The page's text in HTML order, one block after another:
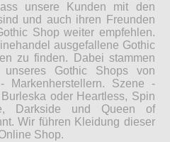
unsere Kunden mit den
und auch ihren Freunden
Shop weiter empfehlen.
ausgefallene Gothic
zu finden. Dabei stammen
Gothic Shops von
Markenherstellern. Szene -
oder Heartless, Spin
Darkside und Queen of
Wir führen Kleidung dieser
Shop.